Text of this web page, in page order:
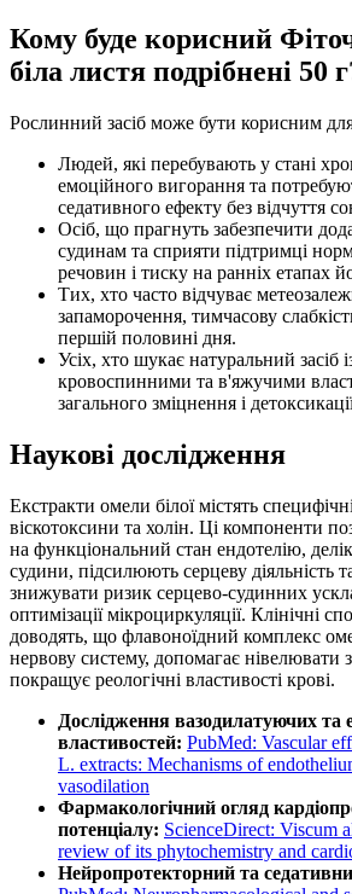
Кому буде корисний
біла листя подрібнені 50
Рослинний засіб може бути корисним
Людей, які перебувають у стані
емоційного вигорання та
седативного ефекту без відчуття
Осіб, що прагнуть забезпечити
судинам та сприяти підтримці
речовин і тиску на ранніх етапах
Тих, хто часто відчуває
запаморочення, тимчасову
першій половині дня.
Усіх, хто шукає натуральний засіб
кровоспинними та в'яжучими
загального зміцнення і
Наукові дослідження
Екстракти омели білої містять
віскотоксини та холін. Ці компоненти
на функціональний стан ендотелію,
судини, підсилюють серцеву діяльність
знижувати ризик серцево-судинних
оптимізації мікроциркуляції. Клінічні
доводять, що флавоноїдний комплекс
нервову систему, допомагає нівелювати
покращує реологічні властивості крові.
Дослідження вазодилатуючих та
властивостей: PubMed: Vascular
L. extracts: Mechanisms of
vasodilation
Фармакологічний огляд
потенціалу: ScienceDirect: Viscum
review of its phytochemistry and
Нейропротекторний та